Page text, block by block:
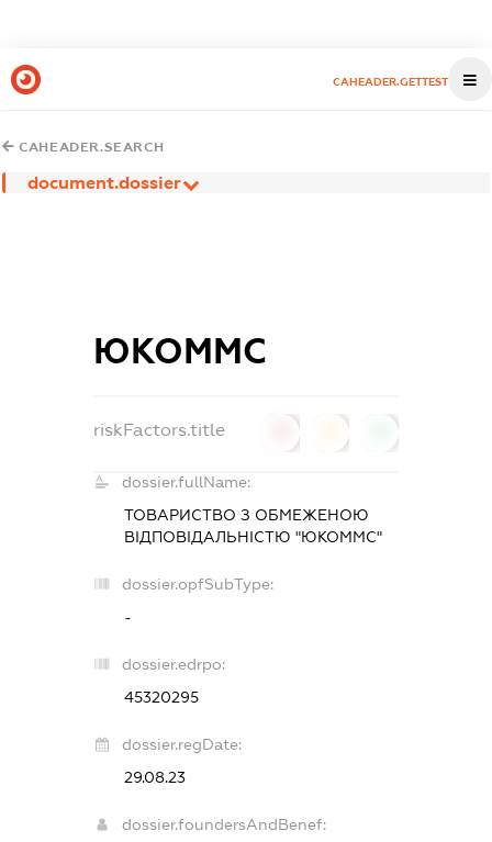
CAHEADER.GETTEST
CAHEADER.SEARCH
document.dossier
ЮКОММС
riskFactors.title
dossier.fullName:
ТОВАРИСТВО З ОБМЕЖЕНОЮ
ВІДПОВІДАЛЬНІСТЮ "ЮКОММС"
dossier.opfSubType:
-
dossier.edrpo:
45320295
dossier.regDate:
29.08.23
dossier.foundersAndBenef: